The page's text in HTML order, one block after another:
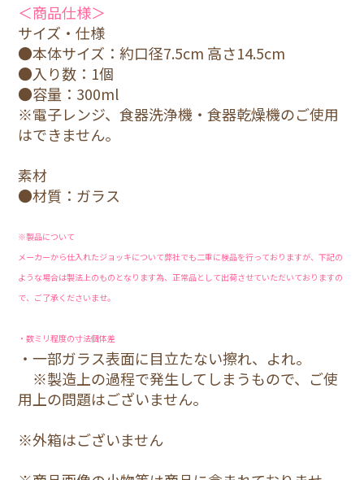
＜商品仕様＞
サイズ・仕様
●本体サイズ：約口径7.5cm 高さ14.5cm
●入り数：1個
●容量：300ml
※電子レンジ、食器洗浄機・食器乾燥機のご使用
はできません。
素材
●材質：ガラス
※製品について
メーカーから仕入れたジョッキについて弊社でも二重に検品を行っておりますが、下記の
ような場合は製法上のものとなります為、正常品として出荷させていただいておりますの
で、ご了承くださいませ。
・数ミリ程度の寸法個体差
・一部ガラス表面に目立たない擦れ、よれ。
※製造上の過程で発生してしまうもので、ご使
用上の問題はございません。
※外箱はございません